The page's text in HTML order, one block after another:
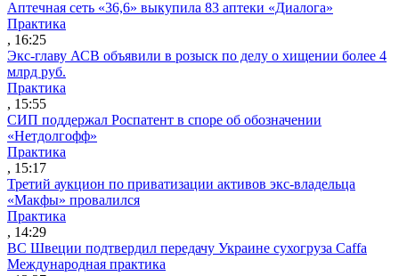
Аптечная сеть «36,6» выкупила 83 аптеки «Диалога»
Практика
, 16:25
Экс-главу АСВ объявили в розыск по делу о хищении более 4
млрд руб.
Практика
, 15:55
СИП поддержал Роспатент в споре об обозначении
«Нетдолгофф»
Практика
, 15:17
Третий аукцион по приватизации активов экс-владельца
«Макфы» провалился
Практика
, 14:29
ВС Швеции подтвердил передачу Украине сухогруза Caffa
Международная практика